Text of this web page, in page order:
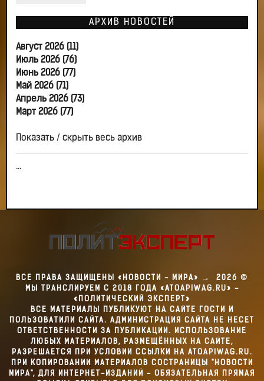
АРХИВ НОВОСТЕЙ
Август 2026 (11)
Июль 2026 (76)
Июнь 2026 (77)
Май 2026 (71)
Апрель 2026 (73)
Март 2026 (77)
Показать / скрыть весь архив
...
ВСЕ ПРАВА ЗАЩИЩЕНЫ «НОВОСТИ - МИРА» → 2026 ©
МЫ ТРАНСЛИРУЕМ С 2018 ГОДА «ATOAPIWAG.RU» -
«ПОЛИТИЧЕСКИЙ ЭКСПЕРТ»
ВСЕ МАТЕРИАЛЫ ПУБЛИКУЮТ НА САЙТЕ ГОСТИ И
ПОЛЬЗОВАТИЛИ САЙТА. АДМИНИСТРАЦИЯ САЙТА НЕ НЕСЕТ
ОТВЕТСТВЕННОСТИ ЗА ПУБЛИКАЦИИ. ИСПОЛЬЗОВАНИЕ
ЛЮБЫХ МАТЕРИАЛОВ, РАЗМЕЩЁННЫХ НА САЙТЕ,
РАЗРЕШАЕТСЯ ПРИ УСЛОВИИ ССЫЛКИ НА ATOAPIWAG.RU.
ПРИ КОПИРОВАНИИ МАТЕРИАЛОВ СОСТРАНИЦЫ "НОВОСТИ
МИРА", ДЛЯ ИНТЕРНЕТ-ИЗДАНИЙ - ОБЯЗАТЕЛЬНАЯ ПРЯМАЯ